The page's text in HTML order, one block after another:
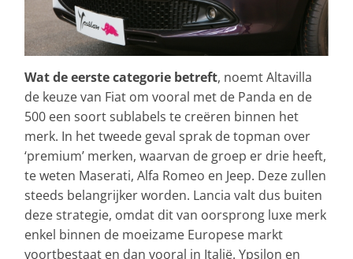
Wat de eerste categorie betreft, noemt Altavilla
de keuze van Fiat om vooral met de Panda en de
500 een soort sublabels te creëren binnen het
merk. In het tweede geval sprak de topman over
‘premium’ merken, waarvan de groep er drie heeft,
te weten Maserati, Alfa Romeo en Jeep. Deze zullen
steeds belangrijker worden. Lancia valt dus buiten
deze strategie, omdat dit van oorsprong luxe merk
enkel binnen de moeizame Europese markt
voortbestaat en dan vooral in Italië. Ypsilon en